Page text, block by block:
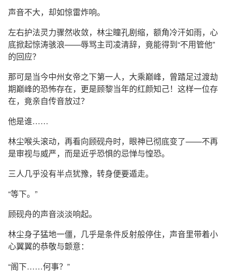
声音不大，却如惊雷炸响。
左右护法灵力骤然收敛，林尘瞳孔剧缩，额角冷汗如雨，心
底掀起惊涛骇浪——辱骂主司凌清辞，竟能得到“不用管他”
的回应？
那可是当今中州女帝之下第一人，大乘巅峰，曾踏足过渡劫
期巅峰的恐怖存在，更是顾黎当年的红颜知己！这样一位存
在，竟亲自传音放过？
他是谁……
林尘喉头滚动，再看向顾砚舟时，眼神已彻底变了——不再
是审视与威严，而是近乎恐惧的忌惮与惶恐。
三人几乎没有半点犹豫，转身便要遁走。
“等下。”
顾砚舟的声音淡淡响起。
林尘身子猛地一僵，几乎是条件反射般停住，声音里带着小
心翼翼的恭敬与颤意：
“阁下……何事？”